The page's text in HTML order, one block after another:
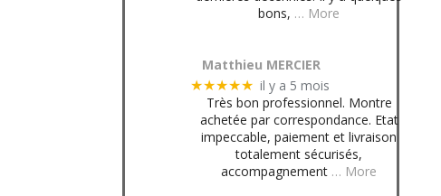
bons, … More
Matthieu MERCIER
★★★★★ il y a 5 mois
Très bon professionnel. Montre
achetée par correspondance. Etat
impeccable, paiement et livraison
totalement sécurisés,
accompagnement … More